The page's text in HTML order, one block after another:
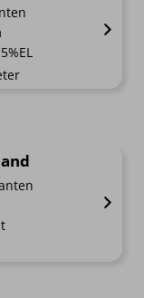
€14.95 tot €17.95